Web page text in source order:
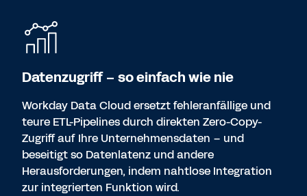
Datenzugriff – so einfach wie nie
Workday Data Cloud ersetzt fehleranfällige und
teure ETL-Pipelines durch direkten Zero-Copy-
Zugriff auf Ihre Unternehmensdaten – und
beseitigt so Datenlatenz und andere
Herausforderungen, indem nahtlose Integration
zur integrierten Funktion wird.